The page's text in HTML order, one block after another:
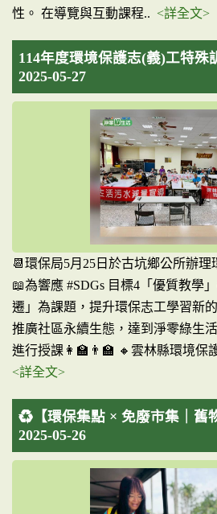
性。 在導覽與互動課程.. <詳全文>
114年度環境保護志(義)工特殊
2025-05-27
📆環保局5月25日於古坑鄉公所辦理
📖為響應 #SDGs 目標4「優質教學
遷」為課題，提升環保志工學習新
推廣社區永續生態，達到淨零綠生
進行授課👩‍🏫👨‍🏫 🔸雲林縣環境保
<詳全文>
♻️【環保集點 × 免廢市集｜舊
2025-05-26